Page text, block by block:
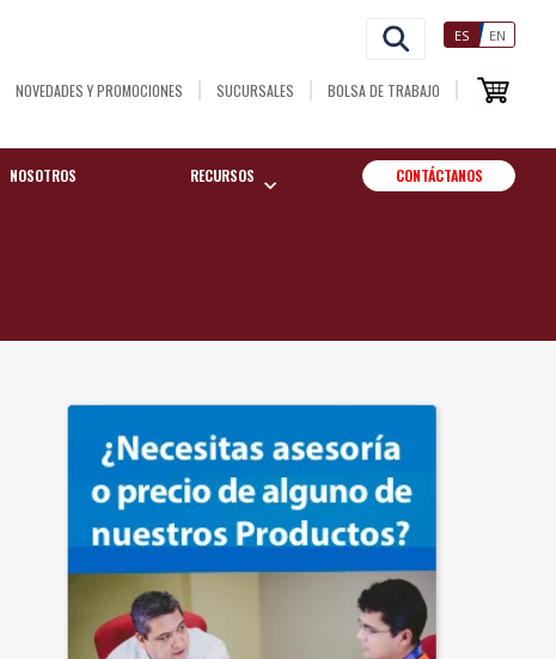
ES EN
NOVEDADES Y PROMOCIONES SUCURSALES BOLSA DE TRABAJO
NOSOTROS RECURSOS CONTÁCTANOS